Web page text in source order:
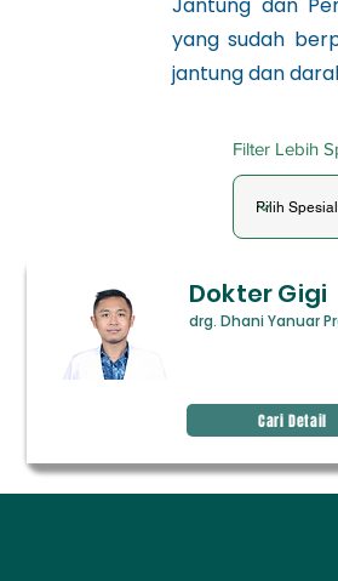
yang sudah
jantung dan
Filter Lebih
Dokter Gigi
Avenir Light is a
and a great go-
titles, paragraphs
drg. Dhani Yanuar
Cari Detail